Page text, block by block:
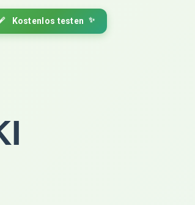
Kostenlos testen ✨